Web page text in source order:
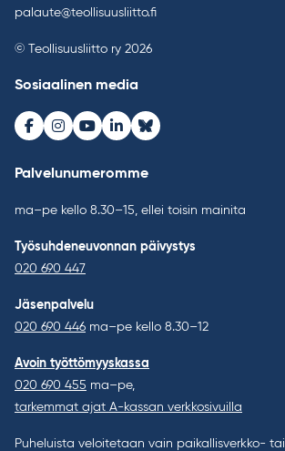
palaute@teollisuusliitto.fi
© Teollisuusliitto ry 2026
Sosiaalinen media
Facebook
Instagram
Youtube
LinkedInBluesky
Palvelunumeromme
ma–pe kello 8.30–15, ellei toisin mainita
Työsuhdeneuvonnan päivystys
020 690 447
Jäsenpalvelu
020 690 446 ma–pe kello 8.30–12
Avoin työttömyyskassa
020 690 455 ma–pe,
tarkemmat ajat A-kassan verkkosivuilla
Puheluista veloitetaan vain paikallisverkko- tai